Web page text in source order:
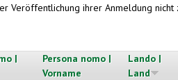
Veröffentlichung ihrer Anmeldung nicht
|
Persona nomo |
Vorname
Lando |
Land